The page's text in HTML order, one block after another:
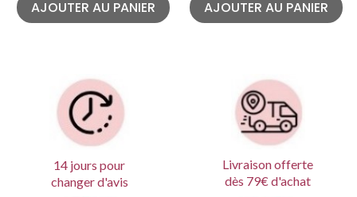
AJOUTER AU PANIER AJOUTER AU PANIER
14 jours pour
changer d'avis
Livraison offerte
dès 79€ d'achat